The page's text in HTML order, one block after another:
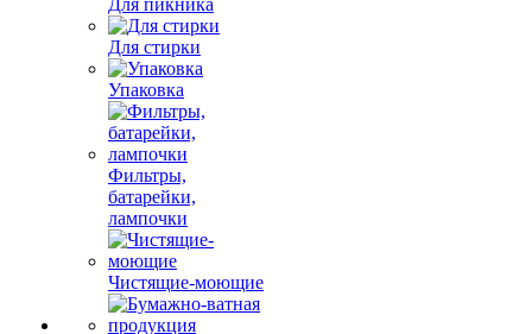
Для стирки
Упаковка
Фильтры,
батарейки,
лампочки
Чистящие-моющие